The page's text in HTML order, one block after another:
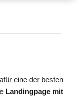
eine der besten
Landingpage mit